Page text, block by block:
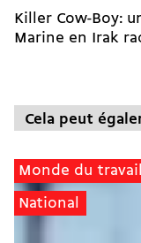
Killer Cow-Boy:
Marine en Irak
Cela peut
Monde du travail
National